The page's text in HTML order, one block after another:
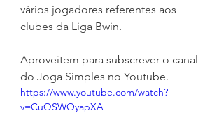
vários jogadores referentes aos
clubes da Liga Bwin.
Aproveitem para subscrever o canal
do Joga Simples no Youtube.
https://www.youtube.com/watch?
v=CuQSWOyapXA